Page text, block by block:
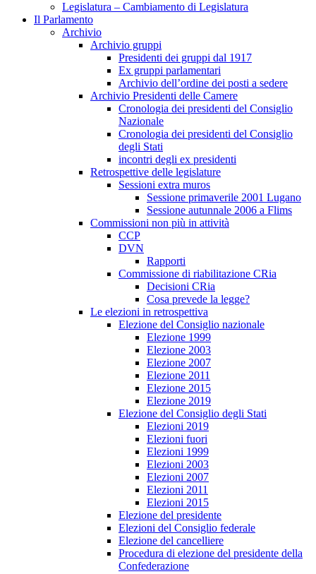
Legislatura – Cambiamento di Legislatura
Il Parlamento
Archivio
Archivio gruppi
Presidenti dei gruppi dal 1917
Ex gruppi parlamentari
Archivio dell’ordine dei posti a sedere
Archivio Presidenti delle Camere
Cronologia dei presidenti del Consiglio
Nazionale
Cronologia dei presidenti del Consiglio
degli Stati
incontri degli ex presidenti
Retrospettive delle legislature
Sessioni extra muros
Sessione primaverile 2001 Lugano
Sessione autunnale 2006 a Flims
Commissioni non più in attività
CCP
DVN
Rapporti
Commissione di riabilitazione CRia
Decisioni CRia
Cosa prevede la legge?
Le elezioni in retrospettiva
Elezione del Consiglio nazionale
Elezione 1999
Elezione 2003
Elezione 2007
Elezione 2011
Elezione 2015
Elezione 2019
Elezione del Consiglio degli Stati
Elezioni 2019
Elezioni fuori
Elezioni 1999
Elezioni 2003
Elezioni 2007
Elezioni 2011
Elezioni 2015
Elezione del presidente
Elezioni del Consiglio federale
Elezione del cancelliere
Procedura di elezione del presidente della
Confederazione